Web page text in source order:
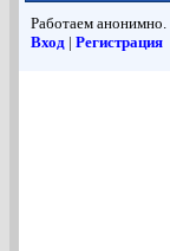
Работаем анонимно.
Вход | Регистрация